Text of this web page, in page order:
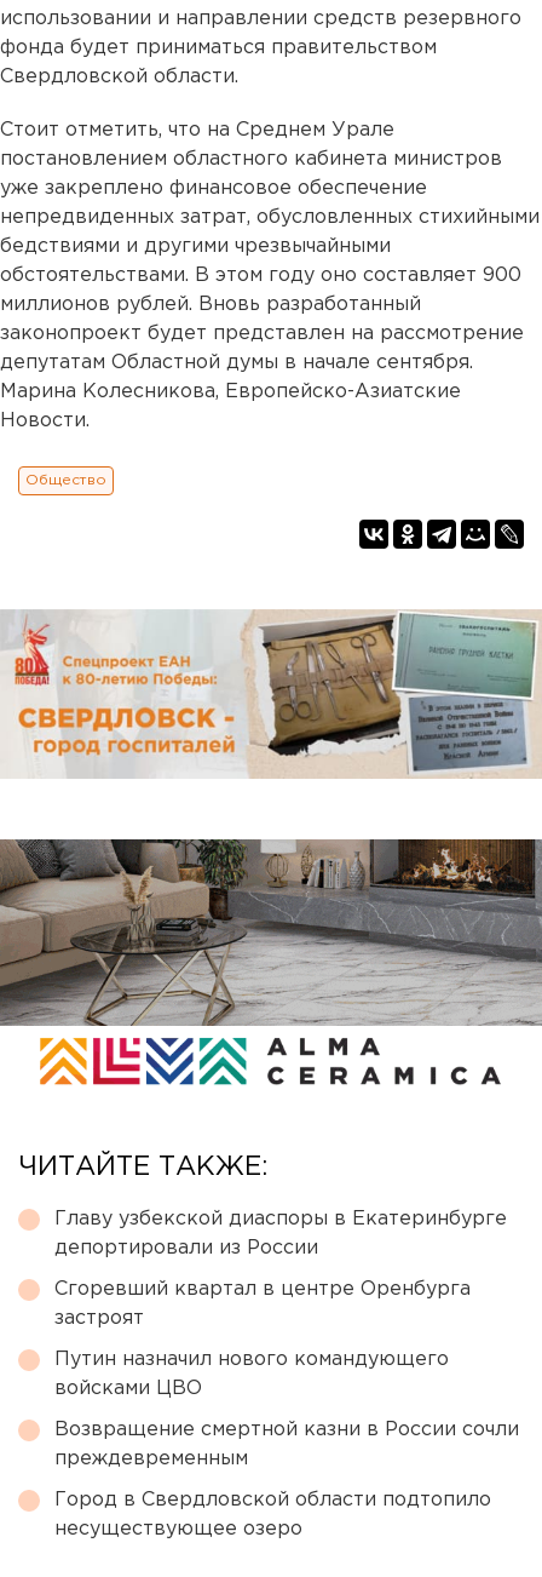
использовании и направлении средств резервного
фонда будет приниматься правительством
Свердловской области.
Стоит отметить, что на Среднем Урале
постановлением областного кабинета министров
уже закреплено финансовое обеспечение
непредвиденных затрат, обусловленных стихийными
бедствиями и другими чрезвычайными
обстоятельствами. В этом году оно составляет 900
миллионов рублей. Вновь разработанный
законопроект будет представлен на рассмотрение
депутатам Областной думы в начале сентября.
Марина Колесникова, Европейско-Азиатские
Новости.
Общество
ЧИТАЙТЕ ТАКЖЕ:
Главу узбекской диаспоры в Екатеринбурге
депортировали из России
Сгоревший квартал в центре Оренбурга
застроят
Путин назначил нового командующего
войсками ЦВО
Возвращение смертной казни в России сочли
преждевременным
Город в Свердловской области подтопило
несуществующее озеро